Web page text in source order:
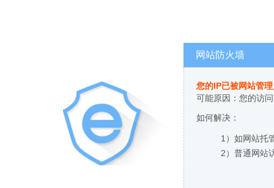
网站防火墙
您的IP已被网站管
可能原因：您的访
如何解决：
1）如网站托
2）普通网站